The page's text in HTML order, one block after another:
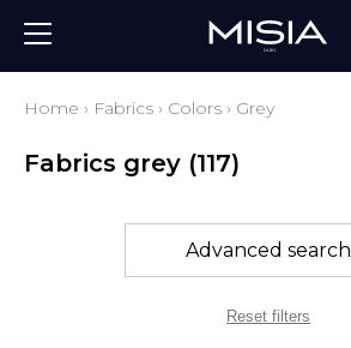
Home › Fabrics › Colors › Grey
Fabrics grey (117)
Advanced search
Reset filters